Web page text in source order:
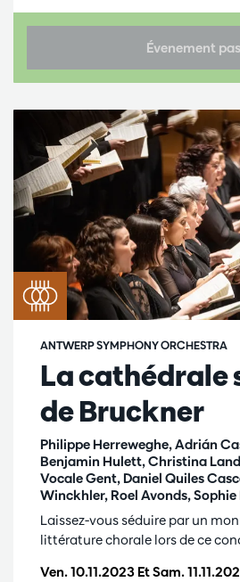
Évenement
La cathédrale
de Bruckner
Philippe Herreweghe, Adrián
Benjamin Hulett, Christina
Vocale Gent, Daniel Quiles
Winckhler, Roel Avonds,
ANTWERP SYMPHONY ORCHESTRA
Ven. 10.11.2023 EtSam.
Laissez-vous séduire par un
littérature chorale lors de ce